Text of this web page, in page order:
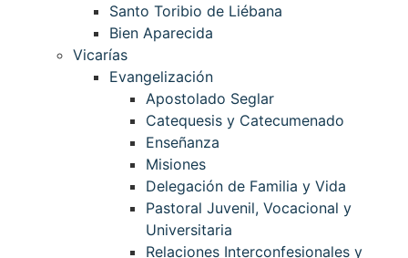
Santo Toribio de Liébana
Bien Aparecida
Vicarías
Evangelización
Apostolado Seglar
Catequesis y Catecumenado
Enseñanza
Misiones
Delegación de Familia y Vida
Pastoral Juvenil, Vocacional y
Universitaria
Relaciones Interconfesionales y